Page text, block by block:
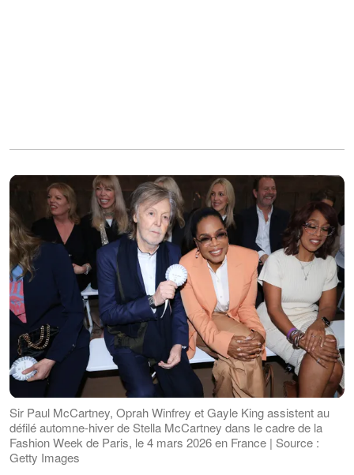
Sir Paul McCartney, Oprah Winfrey et Gayle King assistent au
défilé automne-hiver de Stella McCartney dans le cadre de la
Fashion Week de Paris, le 4 mars 2026 en France | Source :
Getty Images